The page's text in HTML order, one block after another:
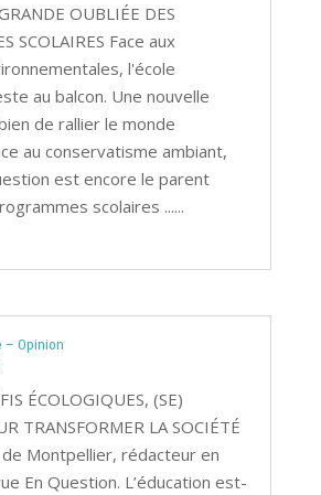
OUBLIÉE DES
SCOLAIRES Face aux
l'école
au balcon. Une nouvelle
de rallier le monde
au conservatisme ambiant,
est encore le parent
scolaires ......
– Opinion
ÉCOLOGIQUES, (SE)
TRANSFORMER LA SOCIÉTÉ
Montpellier, rédacteur en
En Question. L’éducation est-